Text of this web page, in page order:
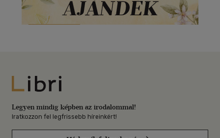
Libri
Legyen mindig képben az irodalommal!
Iratkozzon fel legfrissebb híreinkért!